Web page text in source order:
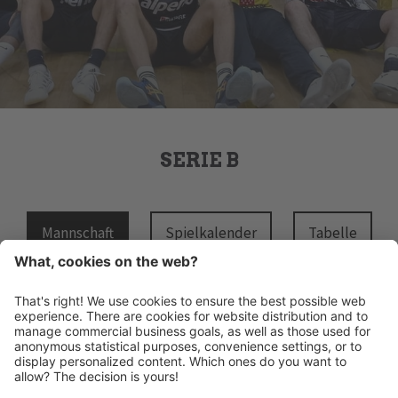
SERIE B
Mannschaft Spielkalender Tabelle
HANDBALL MERAN ALPERIA
Schwimmbadstraße 4
I-39012 Meran
INFO@HANDBALLMERAN.IT